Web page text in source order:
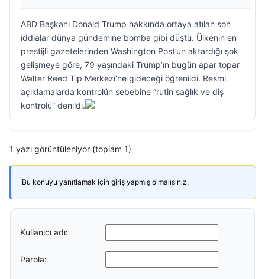
ABD Başkanı Donald Trump hakkında ortaya atılan son
iddialar dünya gündemine bomba gibi düştü. Ülkenin en
prestijli gazetelerinden Washington Post’un aktardığı şok
gelişmeye göre, 79 yaşındaki Trump’ın bugün apar topar
Walter Reed Tıp Merkezi’ne gideceği öğrenildi. Resmi
açıklamalarda kontrolün sebebine “rutin sağlık ve diş
kontrolü” denildi.
1 yazı görüntüleniyor (toplam 1)
Bu konuyu yanıtlamak için giriş yapmış olmalısınız.
Kullanıcı adı:
Parola: